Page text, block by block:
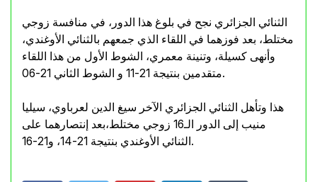
الثنائي الجزائري نجح في بلوغ هذا الدور، في منافسة زوجي
مختلط، بعد فوزهما في اللقاء الذي جمعهم بالثنائي الأوغندي،
وأنهى كسيلة، وتنينة معمري، الشوط الأول من هذا اللقاء
متقدمين بنتيجة 21-11 و الشوط الثاني 21-06.
هذا وتأهل الثنائي الجزائري الآخر سيغ الدين لعرباوي، سيليا
منيب إلى الدور الـ16 زوجي مختلط،بعد إنتصارهما على
الثنائي الأوغندي بنتيجة 21-14، و21-16.